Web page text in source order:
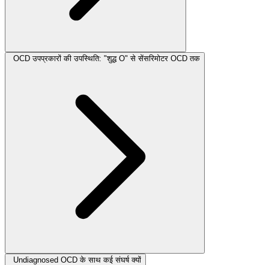
OCD उपप्रकारों की उपस्थिति: "शुद्ध O" से सेंसरिमोटर OCD तक
Undiagnosed OCD के साथ कई संघर्ष क्यों